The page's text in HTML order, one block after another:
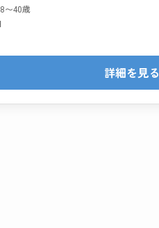
〜40歳
詳細を見る